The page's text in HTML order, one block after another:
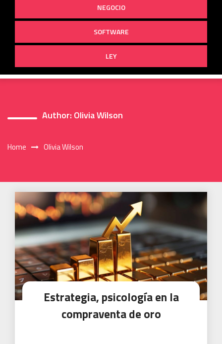
NEGOCIO
SOFTWARE
LEY
Author: Olivia Wilson
Home Olivia Wilson
Estrategia, psicología en la
compraventa de oro